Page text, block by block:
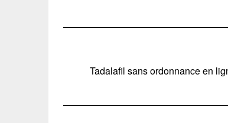
Tadalafil sans ordonnance en